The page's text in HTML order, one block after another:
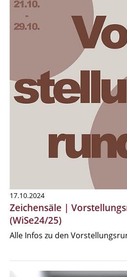
17.10.2024
Zeichensäle |
(WiSe24/25)
Alle Infos zu den